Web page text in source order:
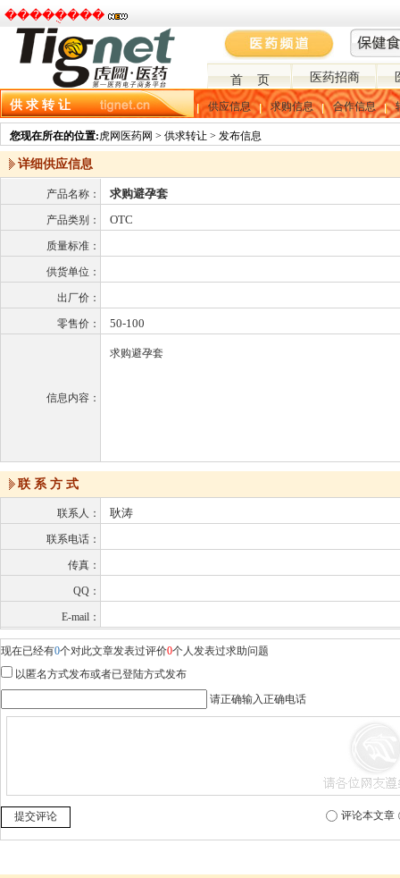
�����ֻ���
首 页 医药招商
供 求 转 让 供应信息 求购信息 合作信息
您现在所在的位置:虎网医药网 > 供求转让 > 发布信息
详细供应信息
产品名称： 求购避孕套
产品类别： OTC
质量标准：
供货单位：
出厂价：
零售价： 50-100
信息内容：
求购避孕套
联 系 方 式
联系人： 耿涛
联系电话：
传真：
QQ：
E-mail：
现在已经有0个对此文章发表过评价0个人发表过求助问题
以匿名方式发布或者已登陆方式发布
请正确输入正确电话
提交评论 评论本文章